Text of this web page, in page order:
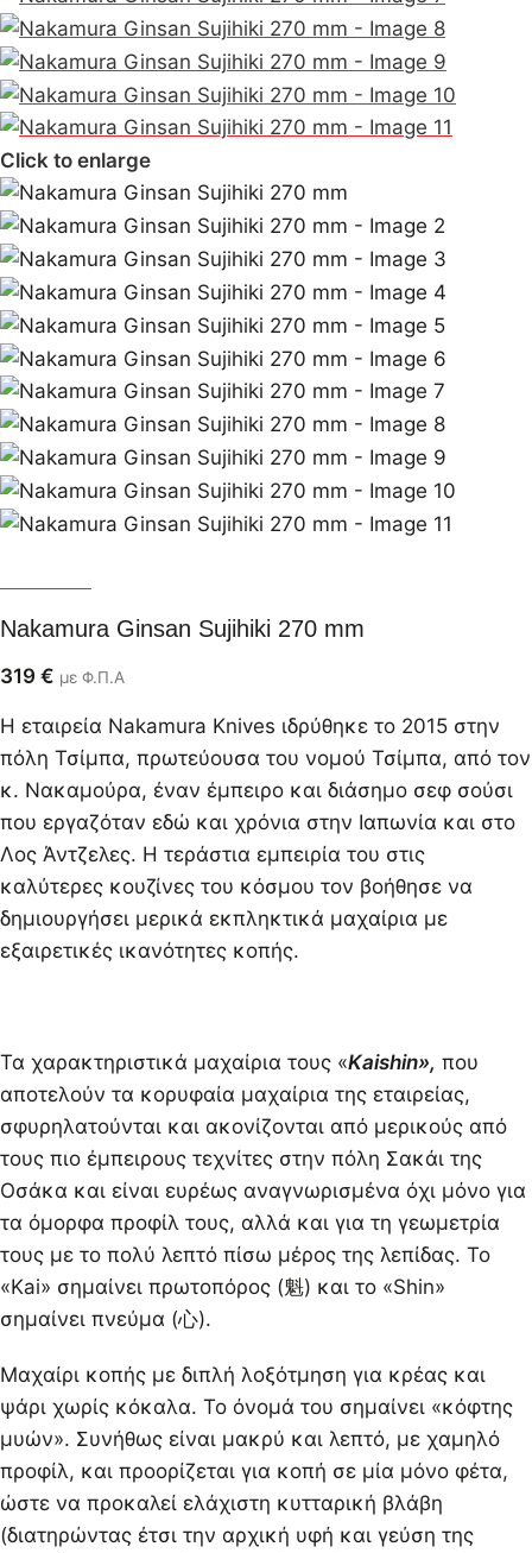
Click to enlarge
Nakamura Ginsan Sujihiki 270 mm
319 € με Φ.Π.Α
Η εταιρεία Nakamura Knives ιδρύθηκε το 2015 στην
πόλη Τσίμπα, πρωτεύουσα του νομού Τσίμπα, από τον
κ. Νακαμούρα, έναν έμπειρο και διάσημο σεφ σούσι
που εργαζόταν εδώ και χρόνια στην Ιαπωνία και στο
Λος Άντζελες. Η τεράστια εμπειρία του στις
καλύτερες κουζίνες του κόσμου τον βοήθησε να
δημιουργήσει μερικά εκπληκτικά μαχαίρια με
εξαιρετικές ικανότητες κοπής.
Τα χαρακτηριστικά μαχαίρια τους «Kaishin», που
αποτελούν τα κορυφαία μαχαίρια της εταιρείας,
σφυρηλατούνται και ακονίζονται από μερικούς από
τους πιο έμπειρους τεχνίτες στην πόλη Σακάι της
Οσάκα και είναι ευρέως αναγνωρισμένα όχι μόνο για
τα όμορφα προφίλ τους, αλλά και για τη γεωμετρία
τους με το πολύ λεπτό πίσω μέρος της λεπίδας. Το
«Kai» σημαίνει πρωτοπόρος (魁) και το «Shin»
σημαίνει πνεύμα (心).
Μαχαίρι κοπής με διπλή λοξότμηση για κρέας και
ψάρι χωρίς κόκαλα. Το όνομά του σημαίνει «κόφτης
μυών». Συνήθως είναι μακρύ και λεπτό, με χαμηλό
προφίλ, και προορίζεται για κοπή σε μία μόνο φέτα,
ώστε να προκαλεί ελάχιστη κυτταρική βλάβη
(διατηρώντας έτσι την αρχική υφή και γεύση της